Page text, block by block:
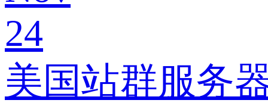
24
美国站群服务